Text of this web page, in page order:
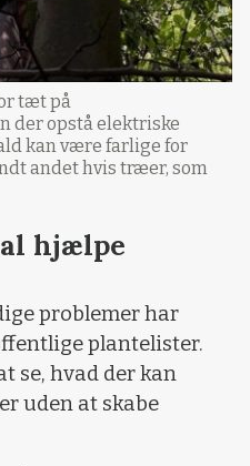
tæt på
der opstå elektriske
kan være farlige for
andet hvis træer, som
hjælpe
problemer har
plantelister.
se, hvad der kan
uden at skabe